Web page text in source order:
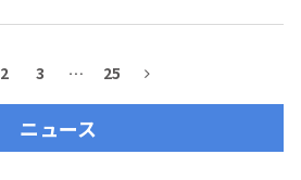
2 3 … 25
ニュース